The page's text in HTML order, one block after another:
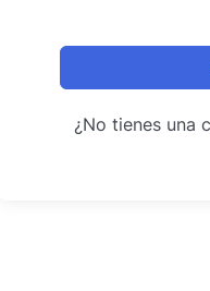
¿No tienes una